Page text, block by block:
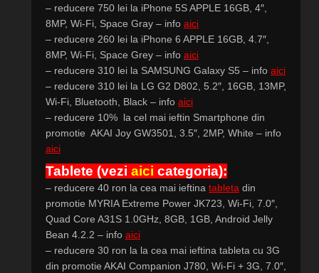
– reducere 750 lei la iPhone 5S APPLE 16GB, 4″,
8MP, Wi-Fi, Space Gray – info aici
– reducere 260 lei la iPhone 6 APPLE 16GB, 4.7″,
8MP, Wi-Fi, Space Grey – info aici
– reducere 310 lei la SAMSUNG Galaxy S5 – info aici
– reducere 310 lei la LG G2 D802, 5.2″, 16GB, 13MP,
Wi-Fi, Bluetooth, Black – info aici
– reducere 10% la cel mai ieftin Smartphone din
promotie AKAI Joy GW3501, 3.5″, 2MP, White – info
aici
Tablete (vezi aici categoria):
– reducere 40 ron la cea mai ieftina tableta din
promotie MYRIA Extreme Power JK723, Wi-Fi, 7.0″,
Quad Core A31S 1.0GHz, 8GB, 1GB, Android Jelly
Bean 4.2.2 – info aici
– reducere 30 ron la la cea mai ieftina tableta cu 3G
din promotie AKAI Companion J780, Wi-Fi + 3G, 7.0″,